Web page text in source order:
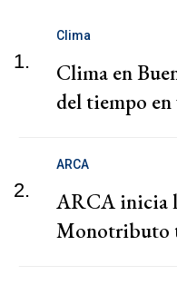
1.
Clima
Clima en
del tiempo en
2.
ARCA
ARCA inicia
Monotributo